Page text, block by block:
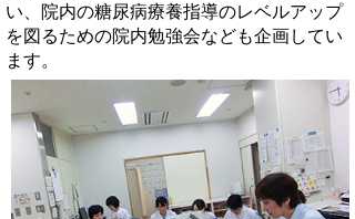
い、院内の糖尿病療養指導のレベルアップ
を図るための院内勉強会なども企画してい
ます。